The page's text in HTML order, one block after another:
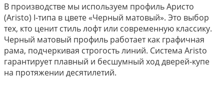
В производстве мы используем профиль Аристо
(Aristo) I-типа в цвете «Черный матовый». Это выбор
тех, кто ценит стиль лофт или современную классику.
Черный матовый профиль работает как графичная
рама, подчеркивая строгость линий. Система Aristo
гарантирует плавный и бесшумный ход дверей-купе
на протяжении десятилетий.